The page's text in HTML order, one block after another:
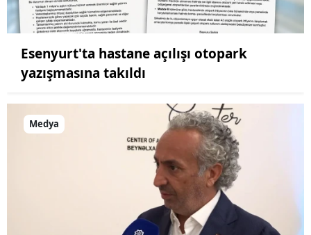
Esenyurt'ta hastane açılışı otopark
yazışmasına takıldı
Medya